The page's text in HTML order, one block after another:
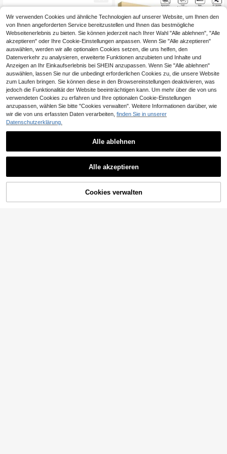
17/17 Air/17 Pro/17 Pro Max/17e Full
Series, stoßfest
schutz kompatibel mit iPhone 17/17
Pro/17 Pro Max/17 Air/16/15/14 Plu
s/13/12 Mini/11 Pro Max, auch kom
uktur reduziert Staubansammlung,
Anti-Peeping-Design für visuellen
Komfort, schützt immer die Privatsp
häre, geeignet für den täglichen Ge
brauch, kompatibel mit 17e/17 Prom
ax/17 Pro/17 Air/16 Promax/16 Pro/1
6/15 Promax/15 Pro/15/14 Promax/1
4 Pro/14/13/12/11 und anderen Mod
ellen., gehärtetes Glas
EU Warehouse
as Displayschutzfolie, kompatibel
mit 17/17Pro/17Air/17Pro Max, 16/16
Pro/16Plus/16Pro Max, 15/15Plus/15
Pro/15Pro Max, 14/14Plus/14Pro/14
1/11Pro/11Pro Max. Kratzfest, stoßf
6
ZUM WARENKORB HINZUFÜGEN
Wir verwenden Cookies und ähnliche Technologien auf unserer Website, um Ihnen den
von Ihnen angeforderten Service bereitzustellen und Ihnen das bestmögliche
Webseitenerlebnis zu bieten. Sie können jederzeit nach Ihrer Wahl "Alle ablehnen", "Alle
akzeptieren" oder Ihre Cookie-Einstellungen anpassen. Wenn Sie "Alle akzeptieren"
auswählen, werden wir alle optionalen Cookies setzen, die uns helfen, den
Datenverkehr zu analysieren, erweiterte Funktionen anzubieten und Inhalte und
Anzeigen an Ihr Einkaufserlebnis bei SHEIN anzupassen. Wenn Sie "Alle ablehnen"
auswählen, lassen Sie nur die unbedingt erforderlichen Cookies zu, die unsere Website
zum Laufen bringen. Sie können diese in den Browsereinstellungen deaktivieren, was
jedoch die Funktionalität der Website beeinträchtigen kann. Um mehr über die von uns
verwendeten Cookies zu erfahren und Ihre optionalen Cookie-Einstellungen
anzupassen, wählen Sie bitte "Cookies verwalten". Weitere Informationen darüber, wie
wir die von uns erfassten Daten verarbeiten, finden Sie in unserer
Datenschutzerklärung.
Alle ablehnen
Alle akzeptieren
Cookies verwalten